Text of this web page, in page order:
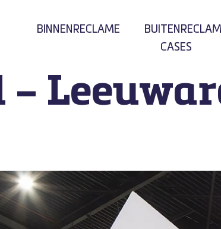
BINNENRECLAME
CASES